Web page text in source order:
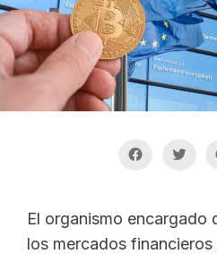
El organismo encargado
los mercados